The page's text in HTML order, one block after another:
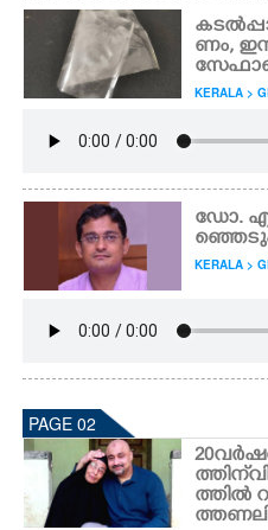
ZOOM
CONTACT US
ണം, ഇനി
KERALA >
ഡോ. എ.
KERALA >
PAGE 02
20
ത്തിന്
ത്തിൽ